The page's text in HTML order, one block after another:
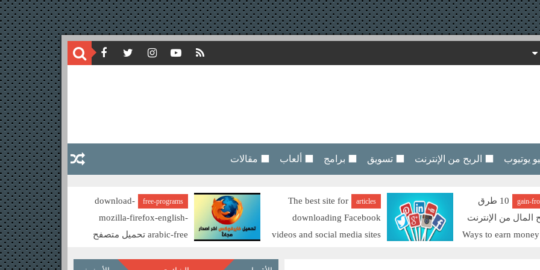
يوتيوب ⬛ الربح من الإنترنت ⬛ تسويق ⬛ برامج ⬛ ألعاب ⬛ مقالات
gain-
10 طرق
المال من الإنترنت
Ways to earn
articles
The best site for
downloading Facebook
videos and social media sites
free-programs
download-
mozilla-firefox-english-
arabic-free تحميل متصفح
certificates QR